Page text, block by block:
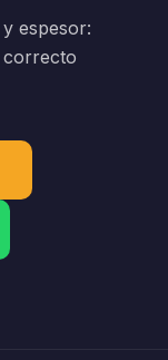
espesor:
correcto